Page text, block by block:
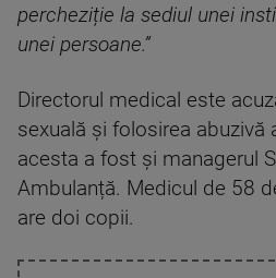
percheziție la sediul unei
unei persoane.”
Directorul medical este
sexuală și folosirea abuzivă
acesta a fost și managerul
Ambulanță. Medicul de 58
are doi copii.